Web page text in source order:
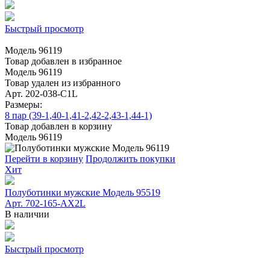
Быстрый просмотр
Модель 96119
Товар добавлен в избранное
Модель 96119
Товар удален из избранного
Арт. 202-038-C1L
Размеры:
8 пар (39-1,40-1,41-2,42-2,43-1,44-1)
Товар добавлен в корзину
Модель 96119
Перейти в корзину Продолжить покупки
Хит
Полуботинки мужские Модель 95519
Арт. 702-165-АХ2L
В наличии
Быстрый просмотр